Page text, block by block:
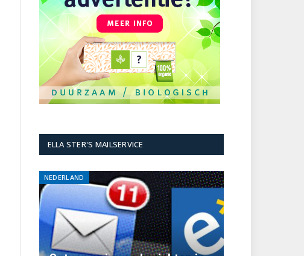
ELLA STER'S MAILSERVICE
NEDERLAND